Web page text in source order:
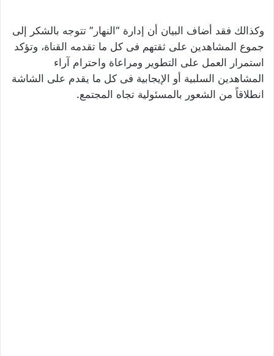
وكذالك فقد أضاف البيان أن إدارة “النهار” تتوجه بالشكر إلى
جموع المشاهدين على ثقتهم فى كل ما تقدمه القناة، وتؤكد
استمرار العمل على التطوير ومراعاة واحترام آراء
المشاهدين السلبية أو الإيجابية فى كل ما يقدم على الشاشة
انطلاقاً من الشعور بالمسئولية تجاه المجتمع.